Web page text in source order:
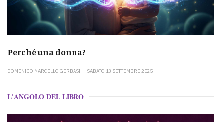
Perché una donna?
DOMENICO MARCELLO GERBASI SABATO 13 SETTEMBRE 2025
L'ANGOLO DEL LIBRO